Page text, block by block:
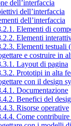
dell’interfaccia
dell’interfaccia
dell’interfaccia
Elementi di
Elementi
Elementi testuali
e costruire in
Layout di pagina
Prototipi in alta
con il design
Documentazione
Benefici del
Risorse operative
Come